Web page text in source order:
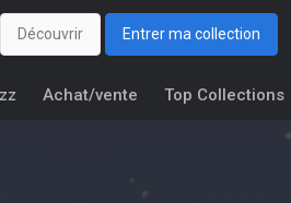
Découvrir Entrer ma collection
Achat/vente Top Collections